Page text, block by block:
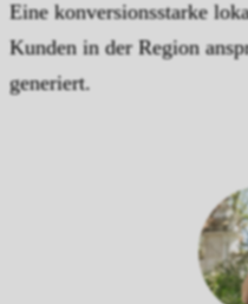
Eine konversionsstarke
Kunden in der Region
generiert.